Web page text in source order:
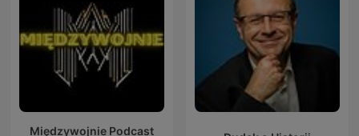
Międzywojnie Podcast